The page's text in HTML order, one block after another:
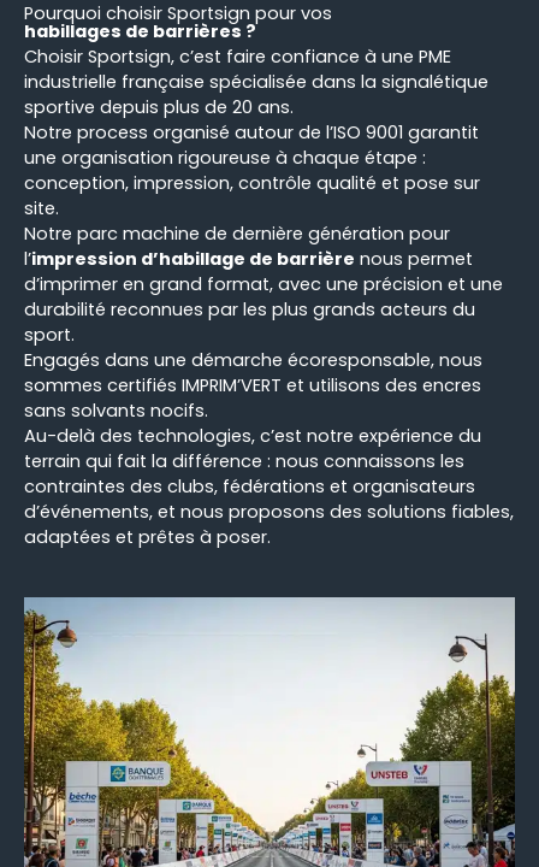
Pourquoi choisir Sportsign pour vos
habillages de barrières ?
Choisir Sportsign, c’est faire confiance à une PME
industrielle française spécialisée dans la signalétique
sportive depuis plus de 20 ans.
Notre process organisé autour de l’ISO 9001 garantit
une organisation rigoureuse à chaque étape :
conception, impression, contrôle qualité et pose sur
site.
Notre parc machine de dernière génération pour
l’impression d’habillage de barrière nous permet
d’imprimer en grand format, avec une précision et une
durabilité reconnues par les plus grands acteurs du
sport.
Engagés dans une démarche écoresponsable, nous
sommes certifiés IMPRIM’VERT et utilisons des encres
sans solvants nocifs.
Au-delà des technologies, c’est notre expérience du
terrain qui fait la différence : nous connaissons les
contraintes des clubs, fédérations et organisateurs
d’événements, et nous proposons des solutions fiables,
adaptées et prêtes à poser.